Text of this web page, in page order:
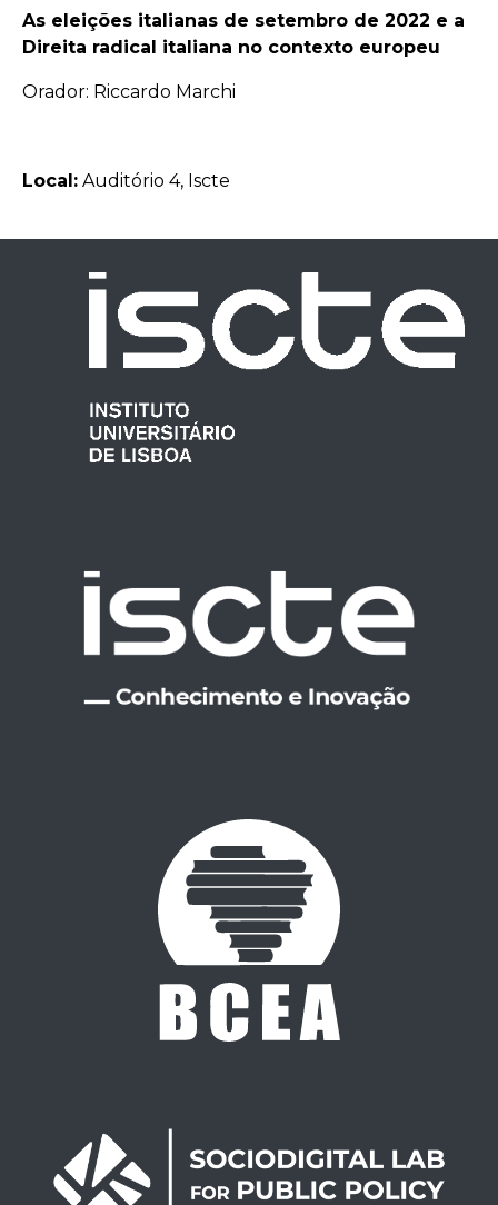
As eleições italianas de setembro de 2022 e a
Direita radical italiana no contexto europeu
Orador: Riccardo Marchi
Local: Auditório 4, Iscte